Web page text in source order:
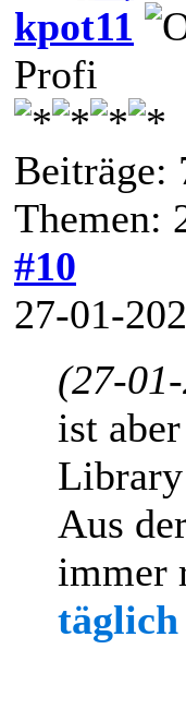
kpot11
Profi
Beiträge:
Themen:
#10
27-01-
(27-
ist
Aus
immer